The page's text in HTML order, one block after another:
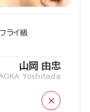
ライ級
山岡 由忠
Yoshitada
×